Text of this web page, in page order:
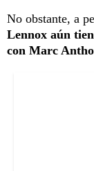
No obstante, a
Lennox aún
con Marc